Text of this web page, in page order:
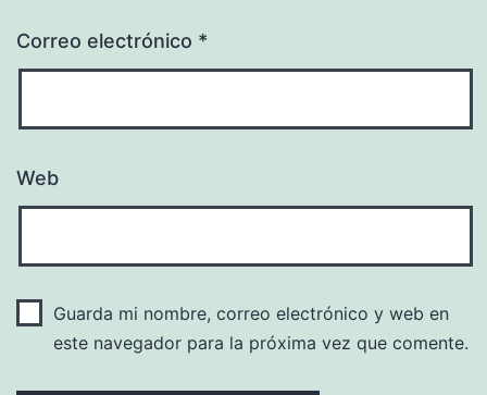
Correo electrónico *
Web
Guarda mi nombre, correo electrónico y web en
este navegador para la próxima vez que comente.